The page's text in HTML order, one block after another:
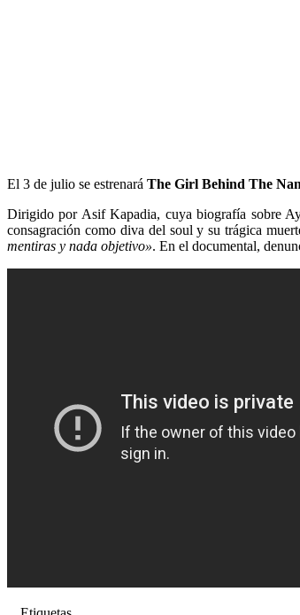
El 3 de julio se estrenará The Girl Behind The
Dirigido por Asif Kapadia, cuya biografía sobre
consagración como diva del soul y su trágica
mentiras y nada objetivo». En el documental,